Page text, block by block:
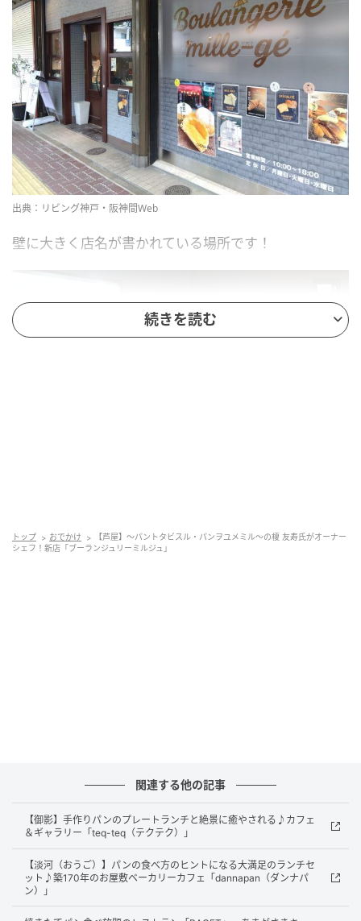
出典：リビング神戸・阪神間Web
壁に大きく店名が書かれている場所です！
出典：リビング神戸・阪神間Web
類以上の魅力的なパンがずらり～
続きを読む
トップ おでかけ
【芦屋】～パントタビスル・パンヲユメミル～の榎 友寿氏がオーナー
シェフ！新店「ブーランジュリーミルジュ」
関連する他の記事
【御影】手作りパンのプレートランチと絶景に癒やされる♪カフェ
＆ギャラリー「teq-teq（テクテク）」
【淡河（おうご）】パンの食べ方のヒントになる大満足のランチセ
ット♪築170年のお屋敷ベーカリーカフェ「dannapan（ダンナパ
ン）」